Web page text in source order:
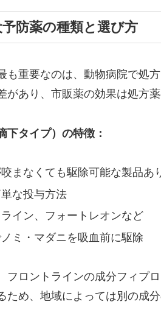
防薬の種類と選び方
も重要なのは、動物病院で処
があり、市販薬の効果は処方
下タイプ）の特徴：
まなくても駆除可能な製品あ
な投与方法
イン、フォートレオンなど
ミ・マダニを吸血前に駆除
フロントラインの成分フィプ
ため、地域によっては別の成